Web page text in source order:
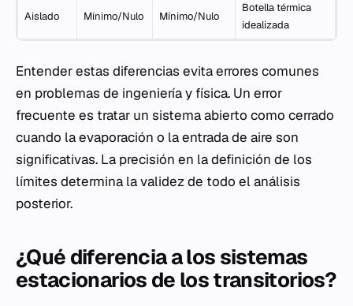
Aislado Mínimo/Nulo Mínimo/Nulo
Botella térmica
idealizada
Entender estas diferencias evita errores comunes
en problemas de ingeniería y física. Un error
frecuente es tratar un sistema abierto como cerrado
cuando la evaporación o la entrada de aire son
significativas. La precisión en la definición de los
límites determina la validez de todo el análisis
posterior.
¿Qué diferencia a los sistemas
estacionarios de los transitorios?